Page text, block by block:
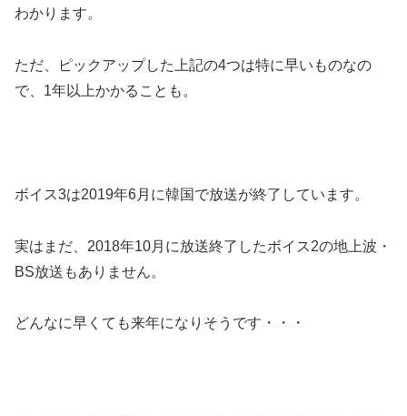
わかります。
ただ、ピックアップした上記の4つは特に早いものなの
で、1年以上かかることも。
ボイス3は2019年6月に韓国で放送が終了しています。
実はまだ、2018年10月に放送終了したボイス2の地上波・
BS放送もありません。
どんなに早くても来年になりそうです・・・